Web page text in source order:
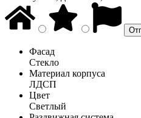
Фасад
Стекло
Материал корпуса
ЛДСП
Цвет
Светлый